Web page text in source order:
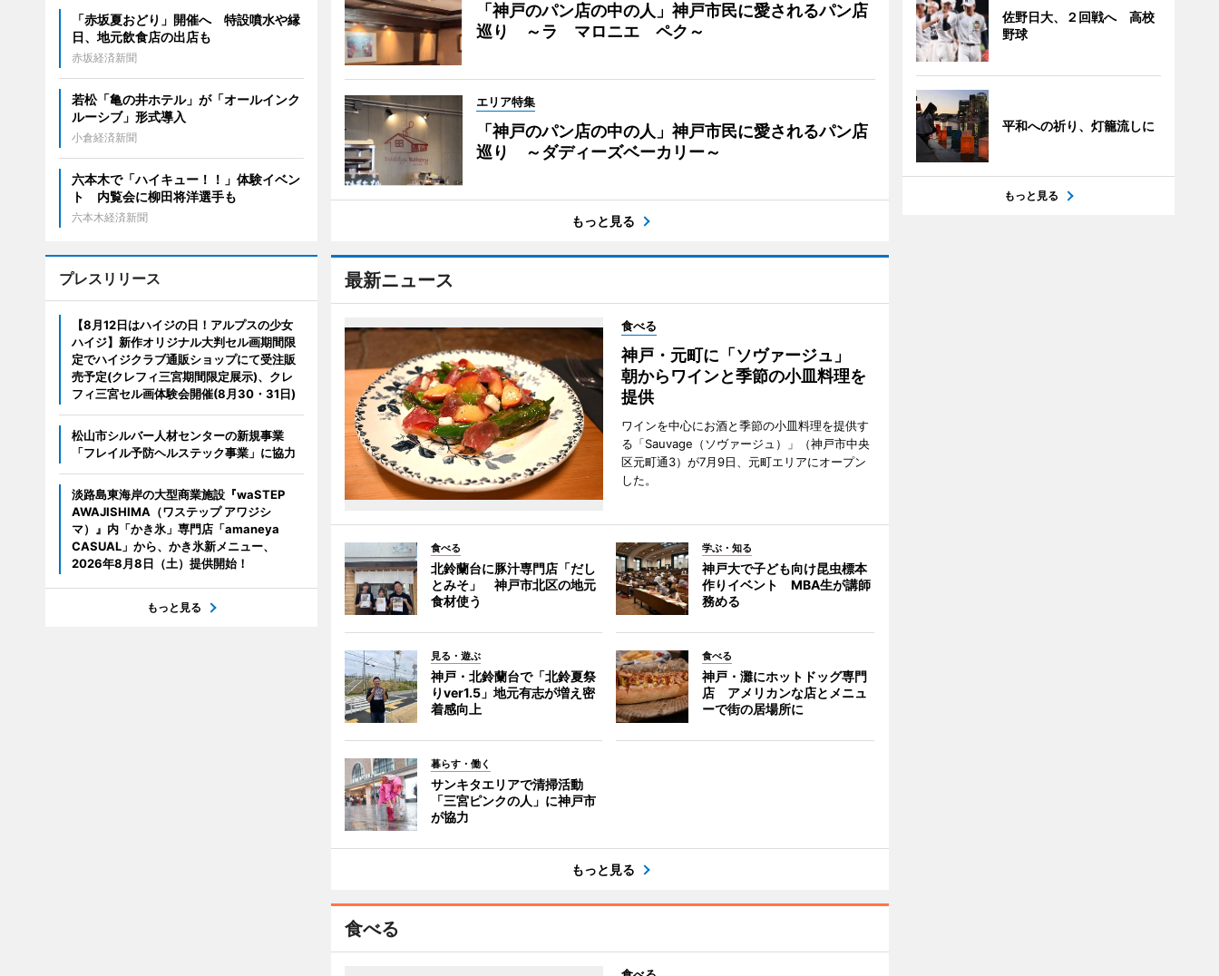
「神戸のパン店の中の人」神戸市民に愛されるパン店
巡り ～ラ マロニエ ペク～
エリア特集
「神戸のパン店の中の人」神戸市民に愛されるパン店
巡り ～ダディーズベーカリー～
もっと見る
最新ニュース
食べる
神戸・元町に「ソヴァージュ」
朝からワインと季節の小皿料理を
提供
ワインを中心にお酒と季節の小皿料理を提供す
る「Sauvage（ソヴァージュ）」（神戸市中央
区元町通3）が7月9日、元町エリアにオープン
した。
食べる
北鈴蘭台に豚汁専門店「だし
とみそ」 神戸市北区の地元
食材使う
学ぶ・知る
神戸大で子ども向け昆虫標本
作りイベント MBA生が講師
務める
見る・遊ぶ
神戸・北鈴蘭台で「北鈴夏祭
りver1.5」地元有志が増え密
着感向上
食べる
神戸・灘にホットドッグ専門
店 アメリカンな店とメニュ
ーで街の居場所に
暮らす・働く
サンキタエリアで清掃活動
「三宮ピンクの人」に神戸市
が協力
もっと見る
食べる
「赤坂夏おどり」開催へ 特設噴水や縁
日、地元飲食店の出店も
赤坂経済新聞
若松「亀の井ホテル」が「オールインク
ルーシブ」形式導入
小倉経済新聞
六本木で「ハイキュー！！」体験イベン
ト 内覧会に柳田将洋選手も
六本木経済新聞
プレスリリース
【8月12日はハイジの日！アルプスの少女
ハイジ】新作オリジナル大判セル画期間限
定でハイジクラブ通販ショップにて受注販
売予定(クレフィ三宮期間限定展示)、クレ
フィ三宮セル画体験会開催(8月30・31日)
松山市シルバー人材センターの新規事業
「フレイル予防ヘルステック事業」に協力
淡路島東海岸の大型商業施設『waSTEP
AWAJISHIMA（ワステップ アワジシ
マ）』内「かき氷」専門店「amaneya
CASUAL」から、かき氷新メニュー、
2026年8月8日（土）提供開始！
もっと見る
佐野日大、２回戦へ 高校
野球
平和への祈り、灯籠流しに
もっと見る